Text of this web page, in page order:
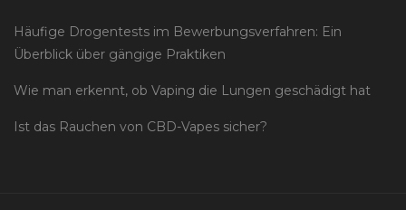
Häufige Drogentests im Bewerbungsverfahren: Ein
Überblick über gängige Praktiken
Wie man erkennt, ob Vaping die Lungen geschädigt hat
Ist das Rauchen von CBD-Vapes sicher?